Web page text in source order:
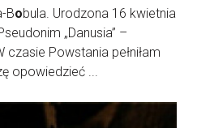
Bobula. Urodzona 16 kwietnia
„Danusia” –
czasie Powstania pełniłam
opowiedzieć ...